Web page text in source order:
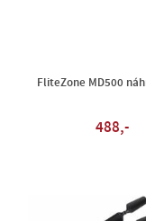
FliteZone MD500
488,-